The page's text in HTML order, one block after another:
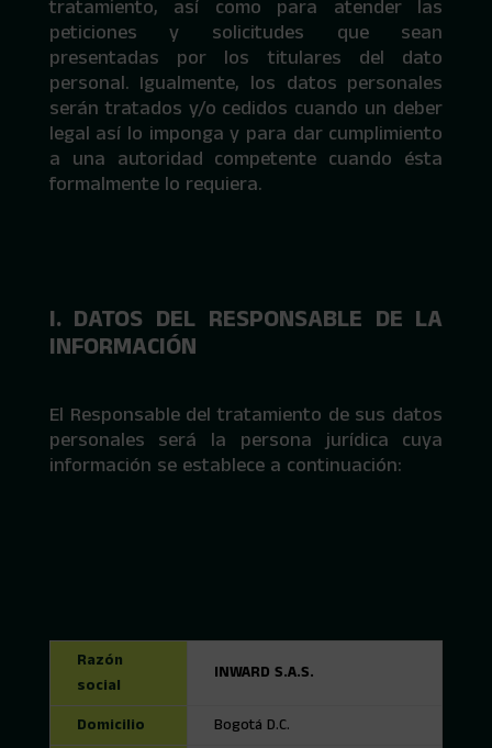
tratamiento, así como para atender las
peticiones y solicitudes que sean
presentadas por los titulares del dato
personal. Igualmente, los datos personales
serán tratados y/o cedidos cuando un deber
legal así lo imponga y para dar cumplimiento
a una autoridad competente cuando ésta
formalmente lo requiera.
I. DATOS DEL RESPONSABLE DE LA
INFORMACIÓN
El Responsable del tratamiento de sus datos
personales será la persona jurídica cuya
información se establece a continuación:
Razón
social
INWARD S.A.S.
Domicilio
Bogotá D.C.